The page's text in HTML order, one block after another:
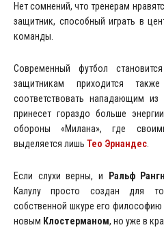
Нет сомнений, что тренерам
защитник, способный играть в
команды.
Современный футбол
защитникам приходится
соответствовать нападающим
принесет гораздо больше
обороны «Милана», где
выделяется лишь Тео Эрнандес.
Если слухи верны, и Ральф
Калулу просто создан для
собственной шкуре его философию
новым Клостерманом, но уже в